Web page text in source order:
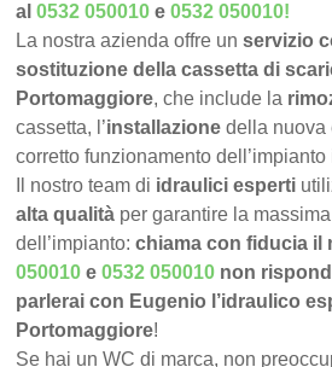
al0532 050010 e0532 050010!
La nostra azienda offre unservizio
sostituzione della cassetta di
Portomaggiore, che include la
cassetta, l’installazione della
corretto funzionamento dell’impianto
Il nostro team di idraulici esperti
alta qualità per garantire la
dell’impianto:chiama con fiducia
050010 e0532 050010 non
parlerai con Eugenio l’idraulico
Portomaggiore!
Se hai un WC di marca, non